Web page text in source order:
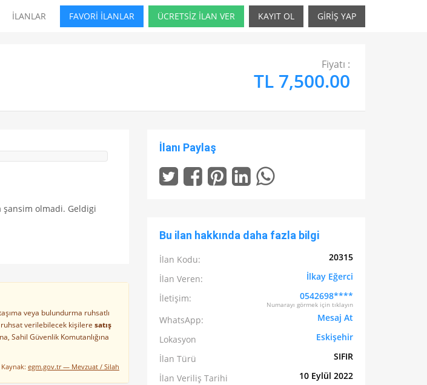
İLANLAR FAVORİ İLANLAR ÜCRETSİZ İLAN VER KAYIT OL GİRİŞ YAP
Fiyatı :
TL 7,500.00
olmadi. Geldigi
veya bulundurma ruhsatlı
verilebilecek kişilere satış
Sahil Güvenlik Komutanlığına
Kaynak: egm.gov.tr — Mevzuat / Silah
İlanı Paylaş
Bu ilan hakkında daha fazla bilgi
İlan Kodu:
20315
İlan Veren:
İlkay Eğerci
İletişim:
0542698****
Numarayı görmek için tıklayın
WhatsApp:
Mesaj At
Lokasyon
Eskişehir
İlan Türü
SIFIR
İlan Veriliş Tarihi
10 Eylül 2022